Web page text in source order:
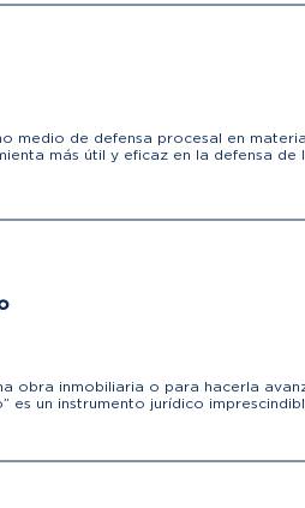
medio de defensa procesal en
más útil y eficaz en la defensa de
obra inmobiliaria o para hacerla
es un instrumento jurídico